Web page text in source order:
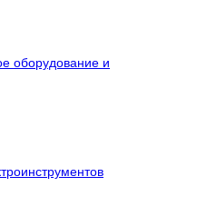
оборудование и